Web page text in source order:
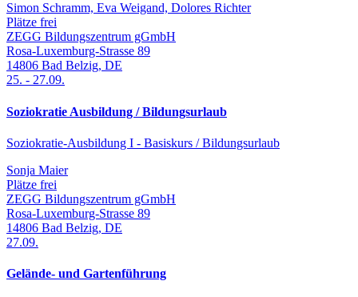
Simon Schramm, Eva Weigand, Dolores Richter
Plätze frei
ZEGG Bildungszentrum gGmbH
Rosa-Luxemburg-Strasse 89
14806 Bad Belzig, DE
25. - 27.09.
Soziokratie Ausbildung / Bildungsurlaub
Soziokratie-Ausbildung I - Basiskurs / Bildungsurlaub
Sonja Maier
Plätze frei
ZEGG Bildungszentrum gGmbH
Rosa-Luxemburg-Strasse 89
14806 Bad Belzig, DE
27.09.
Gelände- und Gartenführung